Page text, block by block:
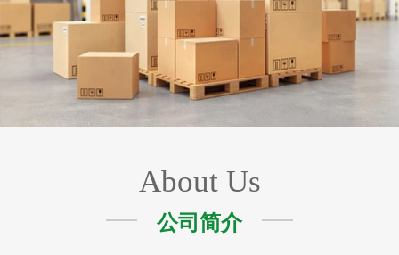
About Us
公司简介